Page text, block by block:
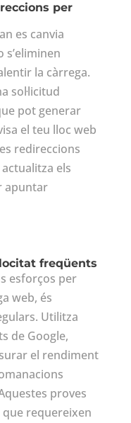
per
es canvia
s’eliminen
la càrrega.
sol·licitud
pot generar
el teu lloc web
redireccions
els
apuntar
freqüents
esforços per
web, és
Utilitza
de Google,
el rendiment
proves
requereixen